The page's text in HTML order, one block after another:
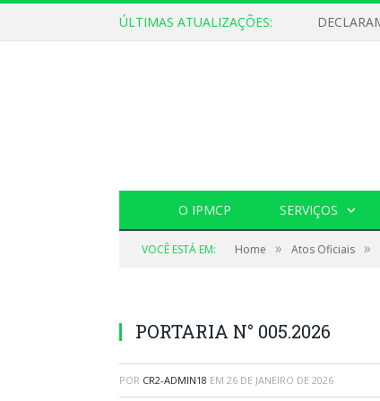
ÚLTIMAS ATUALIZAÇÕES:
O IPMCP SERVIÇOS
VOCÊ ESTÁ EM: Home » Atos Oficiais »
PORTARIA N° 005.2026
POR CR2-ADMIN18 EM 26 DE JANEIRO DE 2026